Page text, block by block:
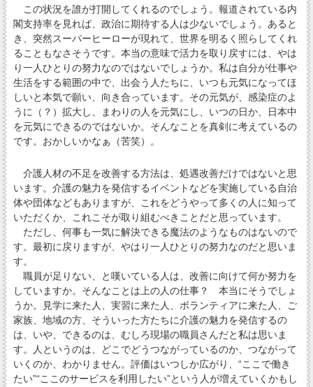
この状況を誰が打開してくれるのでしょう。報道されている内
閣支持率を見れば、政治に期待する人は少ないでしょう。あると
き、突然スーパーヒーローが現れて、世界を明るく照らしてくれ
ることもなさそうです。本当の意味で活力を取り戻すには、やは
り一人ひとりの努力なのではないでしょうか。私は自分が仕事や
生活をする範囲の中で、出会う人たちに、いつも元気になってほ
しいと本気で願い、向き合っています。その元気が、感染症のよ
うに（？）拡大し、まわりの人を元気にし、いつの日か、日本中
を元気にできるのではないか。そんなことを真剣に考えているの
です。おかしいかなぁ（苦笑）。
介護人材の不足を改善する方法は、処遇改善だけではないと思
います。介護の魅力を発信するイベントなどを実施している自治
体や団体などもありますが、これをどうやって多くの人に知って
いただくか、これこそが取り組むべきことだと思っています。
ただし、何事も一気に解決できる魔法のようなものはないので
す。最初に戻りますが、やはり一人ひとりの努力なのだと思いま
す。
職員が足りない、と嘆いている人は、改善に向けて何か努力を
していますか。そんなことは上の人の仕事？ 本当にそうでしょ
うか。見学に来た人、実習に来た人、ボランティアに来た人、ご
家族、地域の方、そういった方たちに介護の魅力を発信するの
は、いや、できるのは、むしろ現場の職員さんだと私は思いま
す。人というのは、どこでどうつながっているのか、つながって
いくのか、わかりません。評価はいつしか広がり、“ここで働き
たい”“ここのサービスを利用したい”という人が増えていくかもし